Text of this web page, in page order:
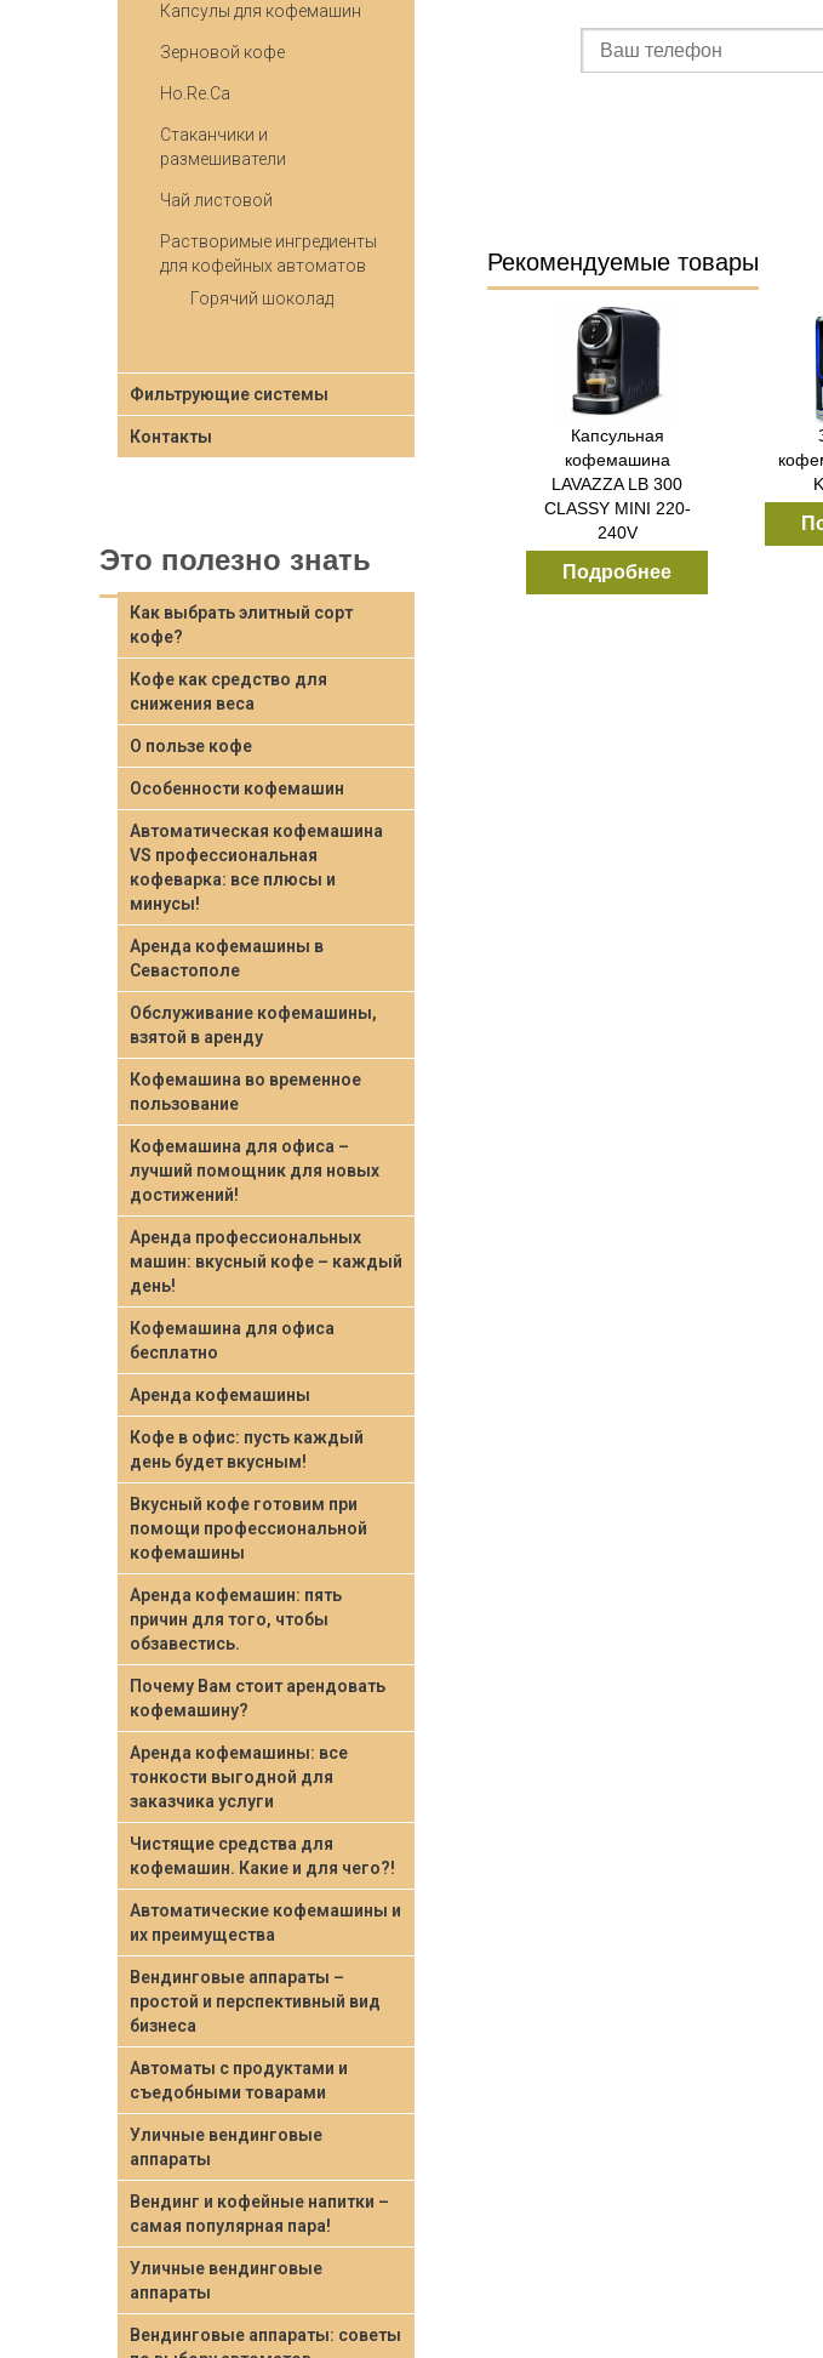
Рекомендуемые товары
Капсульная
кофемашина
Подробнее
кофемашина Necta
Зерновая
кофемашина Necta
Korinto Prime
Подробнее
Капсулы для кофемашин
Зерновой кофе
Ho.Re.Ca
Стаканчики и
размешиватели
Чай листовой
Растворимые ингредиенты
для кофейных автоматов
Горячий шоколад
Фильтрующие системы
Контакты
Это полезно знать
Как выбрать элитный сорт
кофе?
Кофе как средство для
снижения веса
О пользе кофе
Особенности кофемашин
Автоматическая кофемашина
VS профессиональная
кофеварка: все плюсы и
минусы!
Аренда кофемашины в
Севастополе
Обслуживание кофемашины,
взятой в аренду
Кофемашина во временное
пользование
Кофемашина для офиса –
лучший помощник для новых
достижений!
Аренда профессиональных
машин: вкусный кофе – каждый
день!
Кофемашина для офиса
бесплатно
Аренда кофемашины
Кофе в офис: пусть каждый
день будет вкусным!
Вкусный кофе готовим при
помощи профессиональной
кофемашины
Аренда кофемашин: пять
причин для того, чтобы
обзавестись.
Почему Вам стоит арендовать
кофемашину?
Аренда кофемашины: все
тонкости выгодной для
заказчика услуги
Чистящие средства для
кофемашин. Какие и для чего?!
Автоматические кофемашины и
их преимущества
Вендинговые аппараты –
простой и перспективный вид
бизнеса
Автоматы с продуктами и
съедобными товарами
Уличные вендинговые
аппараты
Вендинг и кофейные напитки –
самая популярная пара!
Уличные вендинговые
аппараты
Вендинговые аппараты: советы